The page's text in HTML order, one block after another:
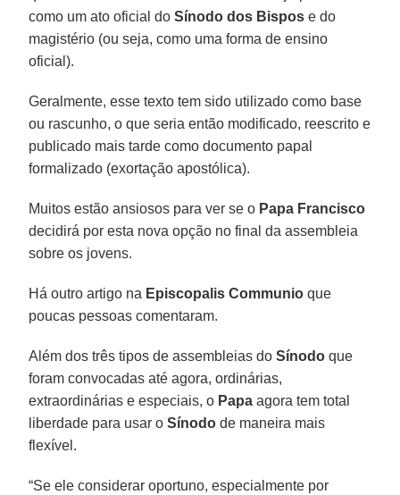
como um ato oficial doSínodo dos Bispos e do
magistério (ou seja, como uma forma de ensino
oficial).
Geralmente, esse texto tem sido utilizado como base
ou rascunho, o que seria então modificado, reescrito e
publicado mais tarde como documento papal
formalizado (exortação apostólica).
Muitos estão ansiosos para ver se o Papa Francisco
decidirá por esta nova opção no final da assembleia
sobre os jovens.
Há outro artigo na Episcopalis Communio que
poucas pessoas comentaram.
Além dos três tipos de assembleias doSínodo que
foram convocadas até agora, ordinárias,
extraordinárias e especiais, o Papa agora tem total
liberdade para usar oSínodo de maneira mais
flexível.
“Se ele considerar oportuno, especialmente por